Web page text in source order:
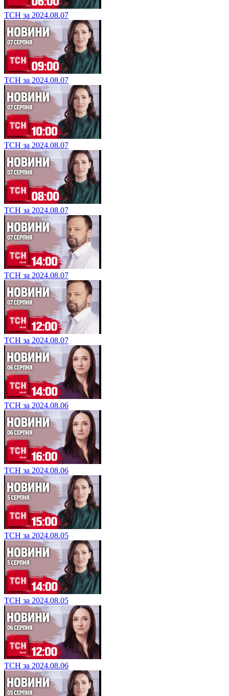
ТСН за 2024.08.07
ТСН за 2024.08.07
ТСН за 2024.08.07
ТСН за 2024.08.07
ТСН за 2024.08.07
ТСН за 2024.08.07
ТСН за 2024.08.06
ТСН за 2024.08.06
ТСН за 2024.08.05
ТСН за 2024.08.05
ТСН за 2024.08.06